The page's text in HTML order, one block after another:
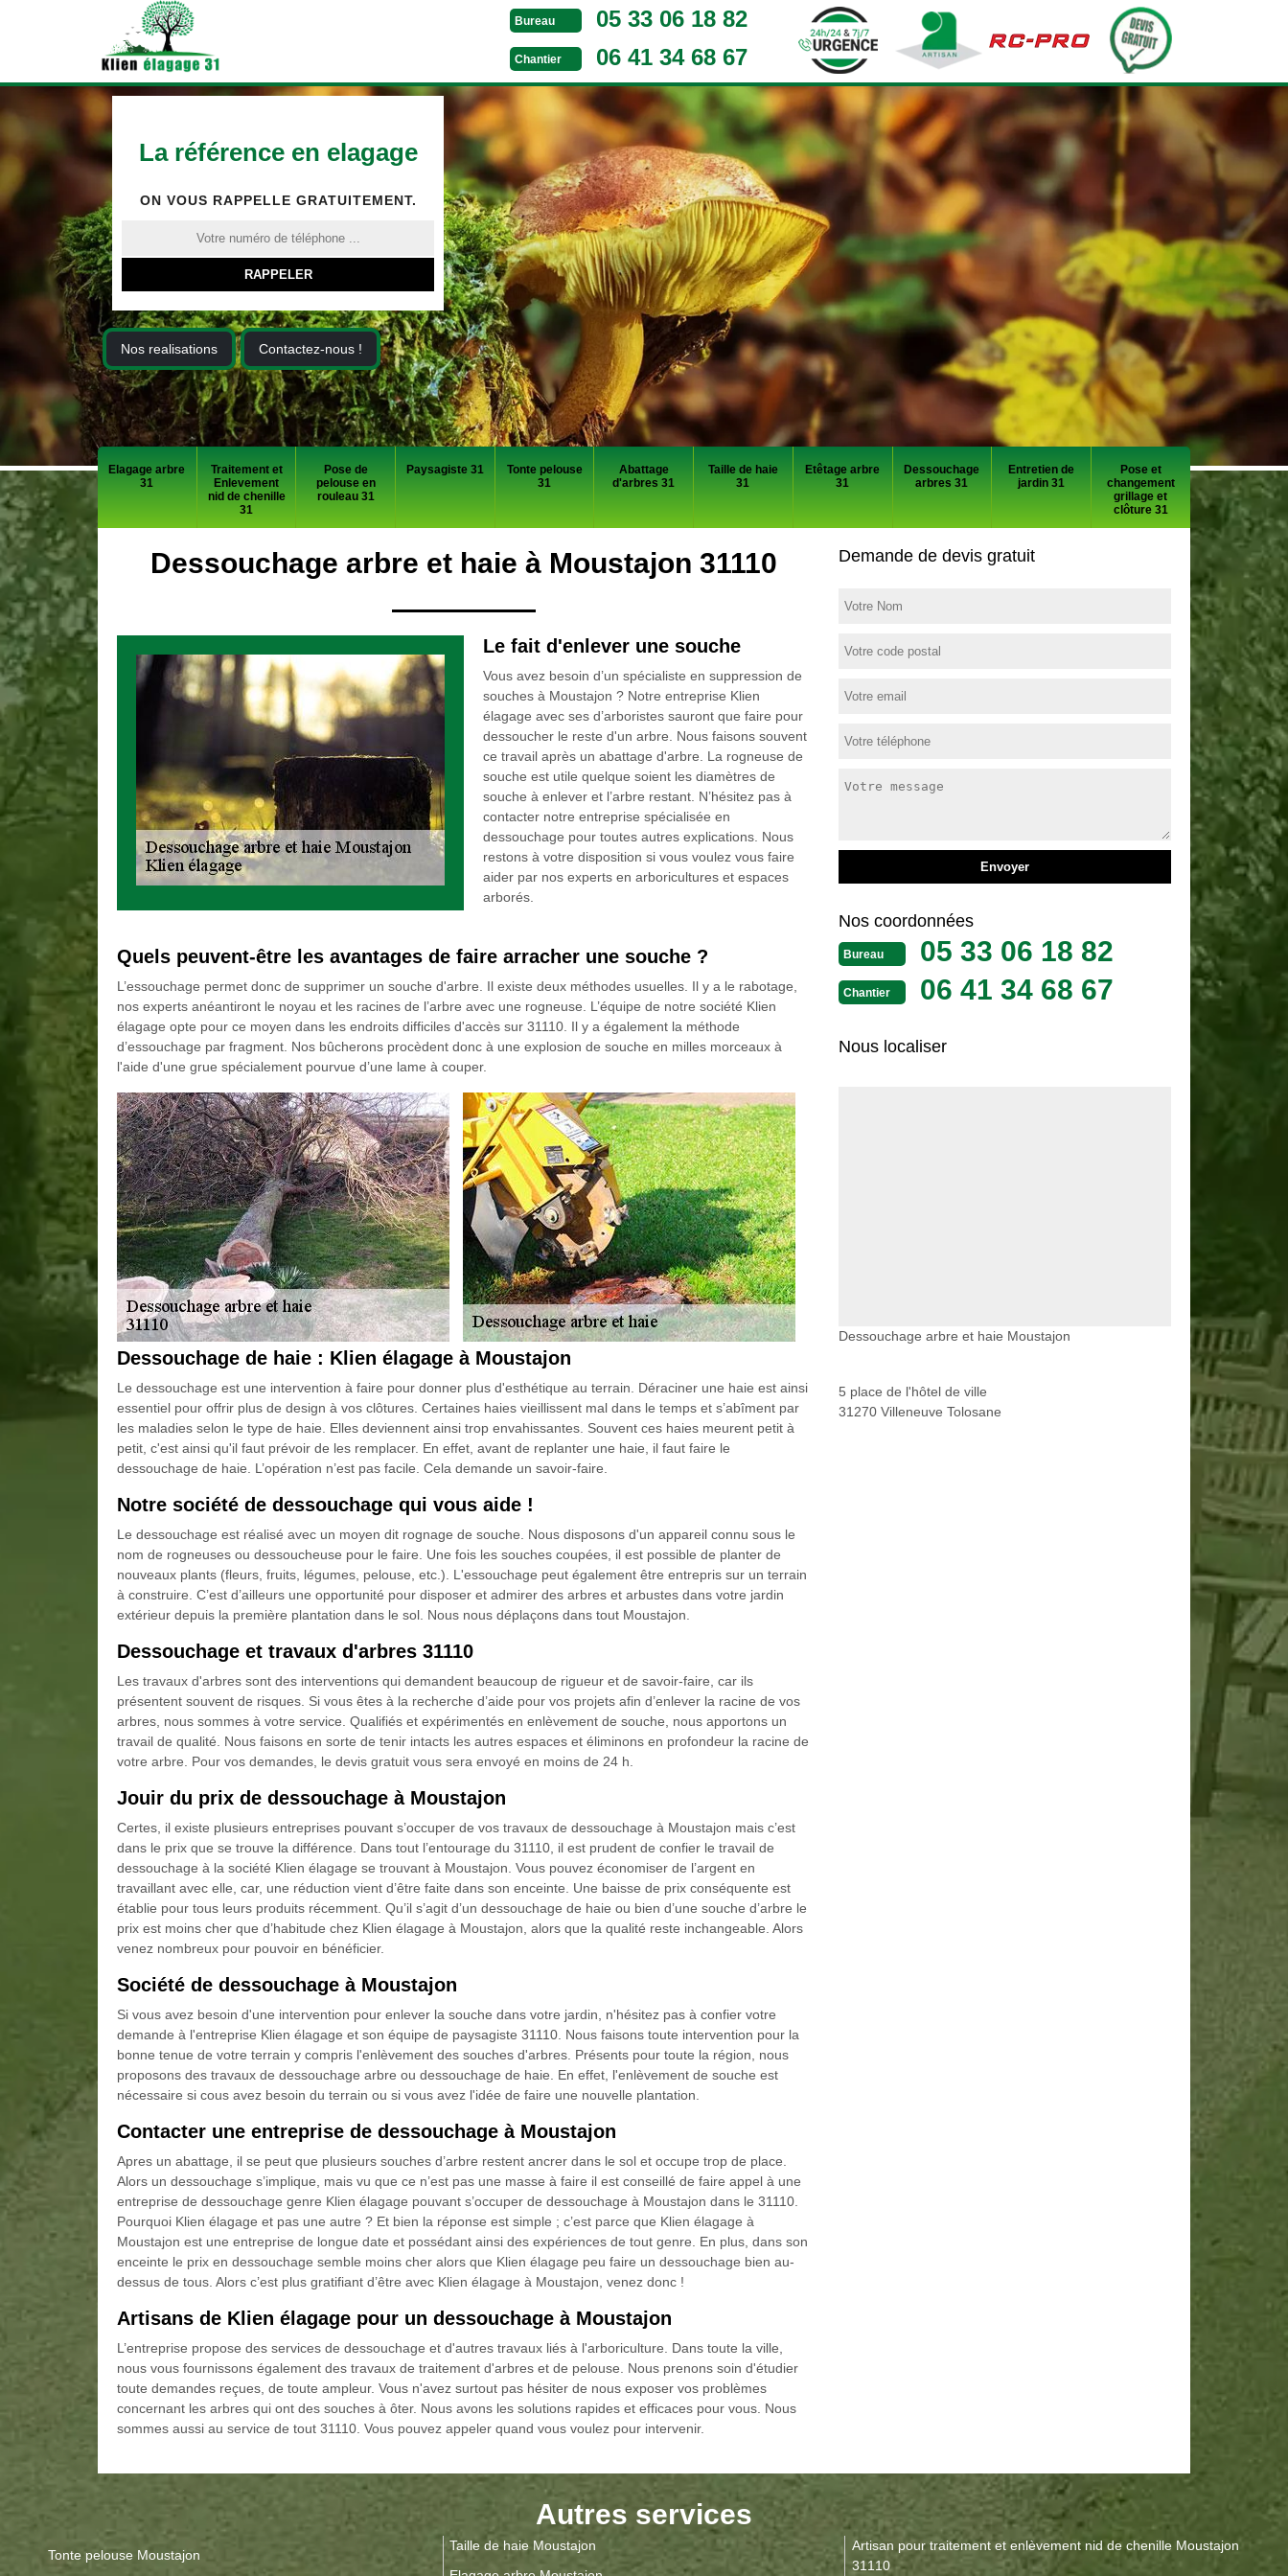
Bureau 05 33 06 18 82
Chantier 06 41 34 68 67
La référence en elagage
ON VOUS RAPPELLE GRATUITEMENT.
Nos realisations Contactez-nous !
Elagage arbre
31
Traitement et
Enlevement
nid de chenille
31
Pose de
pelouse en
rouleau 31
Paysagiste 31
Tonte pelouse
31
Abattage
d'arbres 31
Taille de haie
31
Etêtage arbre
31
Dessouchage
arbres 31
Entretien de
jardin 31
Pose et
changement
grillage et
clôture 31
Dessouchage arbre et haie à Moustajon 31110
Le fait d'enlever une souche
Vous avez besoin d’un spécialiste en suppression de
souches à Moustajon ? Notre entreprise Klien
élagage avec ses d’arboristes sauront que faire pour
dessoucher le reste d'un arbre. Nous faisons souvent
ce travail après un abattage d'arbre. La rogneuse de
souche est utile quelque soient les diamètres de
souche à enlever et l’arbre restant. N’hésitez pas à
contacter notre entreprise spécialisée en
dessouchage pour toutes autres explications. Nous
restons à votre disposition si vous voulez vous faire
aider par nos experts en arboricultures et espaces
arborés.
Quels peuvent-être les avantages de faire arracher une souche ?
L’essouchage permet donc de supprimer un souche d'arbre. Il existe deux méthodes usuelles. Il y a le rabotage,
nos experts anéantiront le noyau et les racines de l’arbre avec une rogneuse. L’équipe de notre société Klien
élagage opte pour ce moyen dans les endroits difficiles d'accès sur 31110. Il y a également la méthode
d’essouchage par fragment. Nos bûcherons procèdent donc à une explosion de souche en milles morceaux à
l'aide d'une grue spécialement pourvue d’une lame à couper.
Dessouchage de haie : Klien élagage à Moustajon
Le dessouchage est une intervention à faire pour donner plus d'esthétique au terrain. Déraciner une haie est ainsi
essentiel pour offrir plus de design à vos clôtures. Certaines haies vieillissent mal dans le temps et s’abîment par
les maladies selon le type de haie. Elles deviennent ainsi trop envahissantes. Souvent ces haies meurent petit à
petit, c'est ainsi qu'il faut prévoir de les remplacer. En effet, avant de replanter une haie, il faut faire le
dessouchage de haie. L’opération n’est pas facile. Cela demande un savoir-faire.
Notre société de dessouchage qui vous aide !
Le dessouchage est réalisé avec un moyen dit rognage de souche. Nous disposons d'un appareil connu sous le
nom de rogneuses ou dessoucheuse pour le faire. Une fois les souches coupées, il est possible de planter de
nouveaux plants (fleurs, fruits, légumes, pelouse, etc.). L'essouchage peut également être entrepris sur un terrain
à construire. C’est d’ailleurs une opportunité pour disposer et admirer des arbres et arbustes dans votre jardin
extérieur depuis la première plantation dans le sol. Nous nous déplaçons dans tout Moustajon.
Dessouchage et travaux d'arbres 31110
Les travaux d'arbres sont des interventions qui demandent beaucoup de rigueur et de savoir-faire, car ils
présentent souvent de risques. Si vous êtes à la recherche d’aide pour vos projets afin d’enlever la racine de vos
arbres, nous sommes à votre service. Qualifiés et expérimentés en enlèvement de souche, nous apportons un
travail de qualité. Nous faisons en sorte de tenir intacts les autres espaces et éliminons en profondeur la racine de
votre arbre. Pour vos demandes, le devis gratuit vous sera envoyé en moins de 24 h.
Jouir du prix de dessouchage à Moustajon
Certes, il existe plusieurs entreprises pouvant s’occuper de vos travaux de dessouchage à Moustajon mais c’est
dans le prix que se trouve la différence. Dans tout l’entourage du 31110, il est prudent de confier le travail de
dessouchage à la société Klien élagage se trouvant à Moustajon. Vous pouvez économiser de l’argent en
travaillant avec elle, car, une réduction vient d’être faite dans son enceinte. Une baisse de prix conséquente est
établie pour tous leurs produits récemment. Qu’il s’agit d’un dessouchage de haie ou bien d’une souche d’arbre le
prix est moins cher que d’habitude chez Klien élagage à Moustajon, alors que la qualité reste inchangeable. Alors
venez nombreux pour pouvoir en bénéficier.
Société de dessouchage à Moustajon
Si vous avez besoin d'une intervention pour enlever la souche dans votre jardin, n'hésitez pas à confier votre
demande à l'entreprise Klien élagage et son équipe de paysagiste 31110. Nous faisons toute intervention pour la
bonne tenue de votre terrain y compris l'enlèvement des souches d'arbres. Présents pour toute la région, nous
proposons des travaux de dessouchage arbre ou dessouchage de haie. En effet, l'enlèvement de souche est
nécessaire si cous avez besoin du terrain ou si vous avez l'idée de faire une nouvelle plantation.
Contacter une entreprise de dessouchage à Moustajon
Apres un abattage, il se peut que plusieurs souches d’arbre restent ancrer dans le sol et occupe trop de place.
Alors un dessouchage s’implique, mais vu que ce n’est pas une masse à faire il est conseillé de faire appel à une
entreprise de dessouchage genre Klien élagage pouvant s’occuper de dessouchage à Moustajon dans le 31110.
Pourquoi Klien élagage et pas une autre ? Et bien la réponse est simple ; c’est parce que Klien élagage à
Moustajon est une entreprise de longue date et possédant ainsi des expériences de tout genre. En plus, dans son
enceinte le prix en dessouchage semble moins cher alors que Klien élagage peu faire un dessouchage bien au-
dessus de tous. Alors c’est plus gratifiant d’être avec Klien élagage à Moustajon, venez donc !
Artisans de Klien élagage pour un dessouchage à Moustajon
L’entreprise propose des services de dessouchage et d'autres travaux liés à l'arboriculture. Dans toute la ville,
nous vous fournissons également des travaux de traitement d'arbres et de pelouse. Nous prenons soin d'étudier
toute demandes reçues, de toute ampleur. Vous n'avez surtout pas hésiter de nous exposer vos problèmes
concernant les arbres qui ont des souches à ôter. Nous avons les solutions rapides et efficaces pour vous. Nous
sommes aussi au service de tout 31110. Vous pouvez appeler quand vous voulez pour intervenir.
Demande de devis gratuit
Nos coordonnées
Bureau 05 33 06 18 82
Chantier 06 41 34 68 67
Nous localiser
Dessouchage arbre et haie Moustajon
5 place de l'hôtel de ville
31270 Villeneuve Tolosane
Autres services
Tonte pelouse Moustajon
Taille de haie Moustajon
Artisan pour traitement et enlèvement nid de chenille Moustajon
31110